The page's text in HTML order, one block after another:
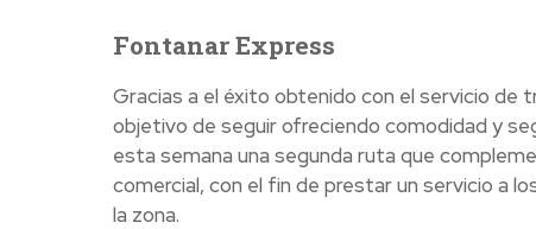
Fontanar Express
Gracias a el éxito obtenido con el servicio de
objetivo de seguir ofreciendo comodidad y
esta semana una segunda ruta que
comercial, con el fin de prestar un servicio a
la zona.